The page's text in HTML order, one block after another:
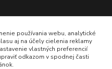
používania webu, analytické
aj na účely cielenia reklamy
vlastných preferencií
odkazom v spodnej časti